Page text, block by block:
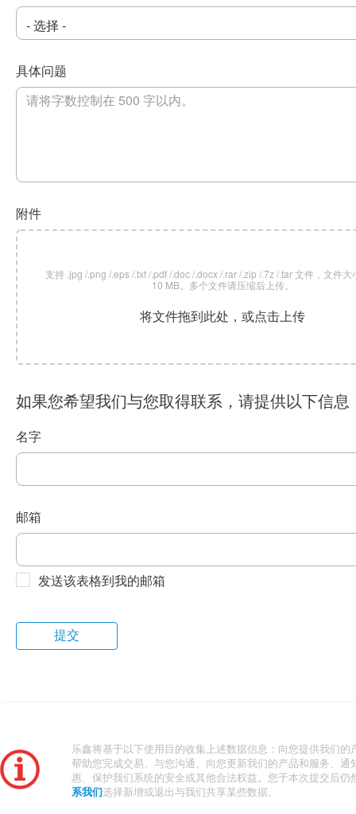
具体问题
附件
支持 .jpg /.png /.eps /.txt /.pdf /.doc /.docx /.rar /.zip /.7z /.tar 文件，文件大
10 MB。多个文件请压缩后上传。
将文件拖到此处，或点击上传
如果您希望我们与您取得联系，请提供以下信息
名字
邮箱
发送该表格到我的邮箱
乐鑫将基于以下使用目的收集上述数据信息：向您提供我们的
帮助您完成交易、与您沟通、向您更新我们的产品和服务、通
惠、保护我们系统的安全或其他合法权益。您于本次提交后仍
系我们 选择新增或退出与我们共享某些数据。